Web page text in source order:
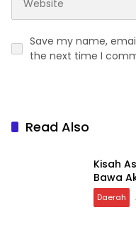
Save my name,
the next time I
Read Also
Kisah
Bawa
Daerah